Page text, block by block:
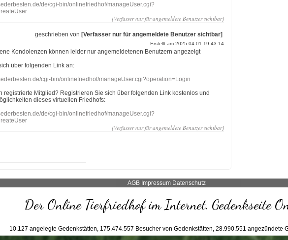
de/cgi-bin/onlinefriedhof/manageUser.cgi?
[Verfasser nur für angemeldete Benutzer sichtbar]
geschrieben von[Verfasser nur für angemeldete Benutzer sichtbar]
Erstellt am 2025-04-01 19:43:14
Kondolenzen können leider nur angemeldetenen Benutzern angezeigt
über folgenden Link an:
cgi-bin/onlinefriedhof/manageUser.cgi?operation=Login
registrierte Mitglied? Registrieren Sie sich über folgenden Link kostenlos und
dieses virtuellen Friedhofs:
de/cgi-bin/onlinefriedhof/manageUser.cgi?
[Verfasser nur für angemeldete Benutzer sichtbar]
AGB Impressum Datenschutz
Der Online Tierfriedhof im Internet, Gedenkseite
10.127 angelegte Gedenkstätten, 175.474.557 Besucher von Gedenkstätten, 28.990.551 angezündete